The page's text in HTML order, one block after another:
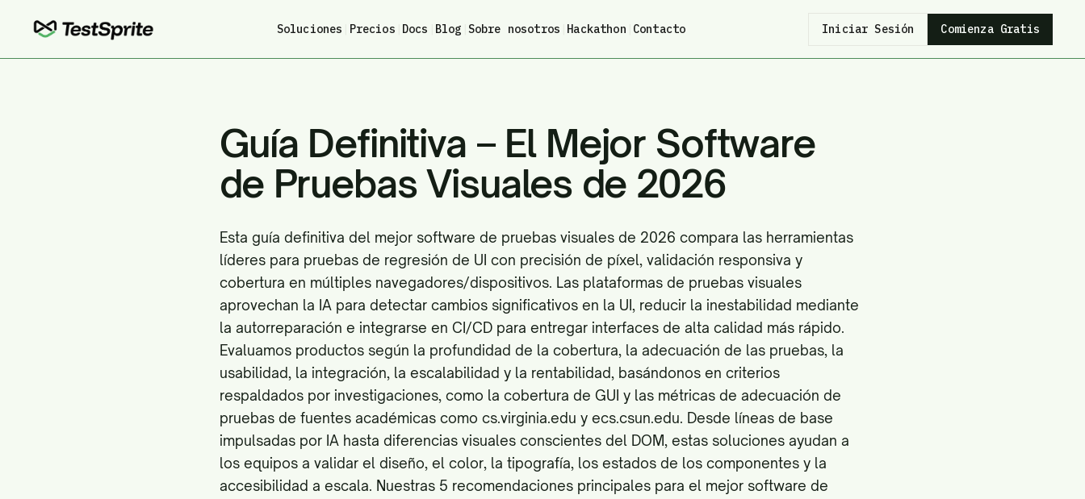
Soluciones Precios Docs Blog Sobre nosotros Hackathon Contacto Iniciar Sesión Comienza Gratis
Guía Definitiva – El Mejor Software
de Pruebas Visuales de 2026
Esta guía definitiva del mejor software de pruebas visuales de 2026 compara las herramientas
líderes para pruebas de regresión de UI con precisión de píxel, validación responsiva y
cobertura en múltiples navegadores/dispositivos. Las plataformas de pruebas visuales
aprovechan la IA para detectar cambios significativos en la UI, reducir la inestabilidad mediante
la autorreparación e integrarse en CI/CD para entregar interfaces de alta calidad más rápido.
Evaluamos productos según la profundidad de la cobertura, la adecuación de las pruebas, la
usabilidad, la integración, la escalabilidad y la rentabilidad, basándonos en criterios
respaldados por investigaciones, como la cobertura de GUI y las métricas de adecuación de
pruebas de fuentes académicas como cs.virginia.edu y ecs.csun.edu. Desde líneas de base
impulsadas por IA hasta diferencias visuales conscientes del DOM, estas soluciones ayudan a
los equipos a validar el diseño, el color, la tipografía, los estados de los componentes y la
accesibilidad a escala. Nuestras 5 recomendaciones principales para el mejor software de